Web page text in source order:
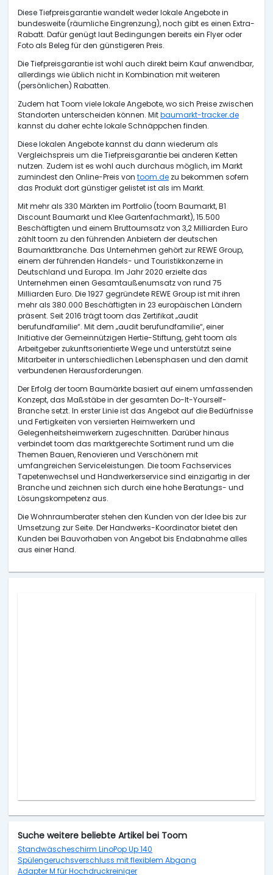
Diese Tiefpreisgarantie wandelt weder lokale Angebote in
bundesweite (räumliche Eingrenzung), noch gibt es einen Extra-
Rabatt. Dafür genügt laut Bedingungen bereits ein Flyer oder
Foto als Beleg für den günstigeren Preis.
Die Tiefpreisgarantie ist wohl auch direkt beim Kauf anwendbar,
allerdings wie üblich nicht in Kombination mit weiteren
(persönlichen) Rabatten.
Zudem hat Toom viele lokale Angebote, wo sich Preise zwischen
Standorten unterscheiden können. Mitbaumarkt-tracker.de
kannst du daher echte lokale Schnäppchen finden.
Diese lokalen Angebote kannst du dann wiederum als
Vergleichspreis um die Tiefpreisgarantie bei anderen Ketten
nutzen. Zudem ist es wohl auch durchaus möglich, im Markt
zumindest den Online-Preis von toom.de zu bekommen sofern
das Produkt dort günstiger gelistet ist als im Markt.
Mit mehr als 330 Märkten im Portfolio (toom Baumarkt, B1
Discount Baumarkt und Klee Gartenfachmarkt), 15.500
Beschäftigten und einem Bruttoumsatz von 3,2 Milliarden Euro
zählt toom zu den führenden Anbietern der deutschen
Baumarktbranche. Das Unternehmen gehört zur REWE Group,
einem der führenden Handels- und Touristikkonzerne in
Deutschland und Europa. Im Jahr 2020 erzielte das
Unternehmen einen Gesamtaußenumsatz von rund 75
Milliarden Euro. Die 1927 gegründete REWE Group ist mit ihren
mehr als 380.000 Beschäftigten in 23 europäischen Ländern
präsent. Seit 2016 trägt toom das Zertifikat „audit
berufundfamilie“. Mit dem „audit berufundfamilie“, einer
Initiative der Gemeinnützigen Hertie-Stiftung, geht toom als
Arbeitgeber zukunftsorientierte Wege und unterstützt seine
Mitarbeiter in unterschiedlichen Lebensphasen und den damit
verbundenen Herausforderungen.
Der Erfolg der toom Baumärkte basiert auf einem umfassenden
Konzept, das Maßstäbe in der gesamten Do-It-Yourself-
Branche setzt. In erster Linie ist das Angebot auf die Bedürfnisse
und Fertigkeiten von versierten Heimwerkern und
Gelegenheitsheimwerkern zugeschnitten. Darüber hinaus
verbindet toom das marktgerechte Sortiment rund um die
Themen Bauen, Renovieren und Verschönern mit
umfangreichen Serviceleistungen. Die toom Fachservices
Tapetenwechsel und Handwerkerservice sind einzigartig in der
Branche und zeichnen sich durch eine hohe Beratungs- und
Lösungskompetenz aus.
Die Wohnraumberater stehen den Kunden von der Idee bis zur
Umsetzung zur Seite. Der Handwerks-Koordinator bietet den
Kunden bei Bauvorhaben von Angebot bis Endabnahme alles
aus einer Hand.
Suche weitere beliebte Artikel bei Toom
Standwäscheschirm LinoPop Up 140
Spülengeruchsverschluss mit flexiblem Abgang
Adapter M für Hochdruckreiniger